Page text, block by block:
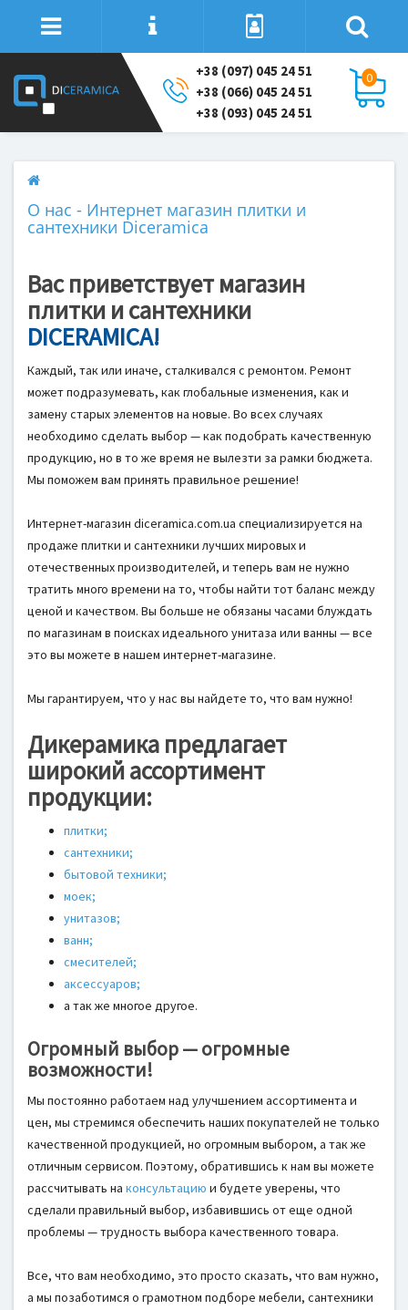
+38 (097) 045 24 51
+38 (066) 045 24 51
+38 (093) 045 24 51
0
О нас - Интернет магазин плитки и
сантехники Diceramica
Вас приветствует магазин
плитки и сантехники
DICERAMICA!
Каждый, так или иначе, сталкивался с ремонтом. Ремонт
может подразумевать, как глобальные изменения, как и
замену старых элементов на новые. Во всех случаях
необходимо сделать выбор — как подобрать качественную
продукцию, но в то же время не вылезти за рамки бюджета.
Мы поможем вам принять правильное решение!
Интернет-магазин diceramica.com.ua специализируется на
продаже плитки и сантехники лучших мировых и
отечественных производителей, и теперь вам не нужно
тратить много времени на то, чтобы найти тот баланс между
ценой и качеством. Вы больше не обязаны часами блуждать
по магазинам в поисках идеального унитаза или ванны — все
это вы можете в нашем интернет-магазине.
Мы гарантируем, что у нас вы найдете то, что вам нужно!
Дикерамика предлагает
широкий ассортимент
продукции:
плитки;
сантехники;
бытовой техники;
моек;
унитазов;
ванн;
смесителей;
аксессуаров;
а так же многое другое.
Огромный выбор — огромные
возможности!
Мы постоянно работаем над улучшением ассортимента и
цен, мы стремимся обеспечить наших покупателей не только
качественной продукцией, но огромным выбором, а так же
отличным сервисом. Поэтому, обратившись к нам вы можете
рассчитывать на консультацию и будете уверены, что
сделали правильный выбор, избавившись от еще одной
проблемы — трудность выбора качественного товара.
Все, что вам необходимо, это просто сказать, что вам нужно,
а мы позаботимся о грамотном подборе мебели, сантехники